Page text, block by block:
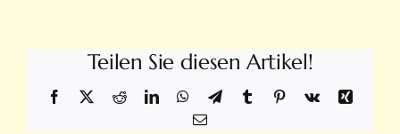
Teilen Sie diesen Artikel!
Facebook RedditLinkedInWhatsApp
TelegramTumblr Pinterest
Vk
Xing
E-